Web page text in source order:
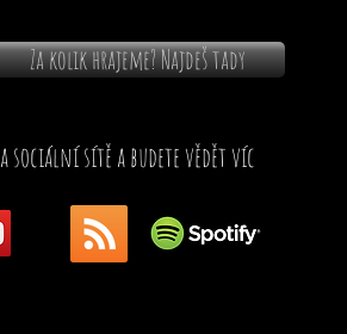
Za kolik hrajeme? Najdeš tady
sociální sítě a budete vědět víc